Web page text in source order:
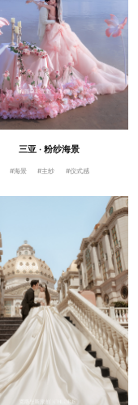
三亚 · 粉纱海景
#海景 #主纱 #仪式感